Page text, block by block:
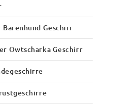
Bärenhund Geschirr
Owtscharka Geschirr